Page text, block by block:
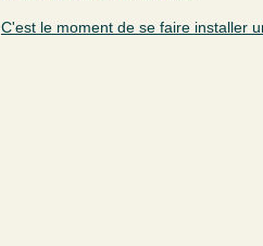
C'est le moment de se faire installer